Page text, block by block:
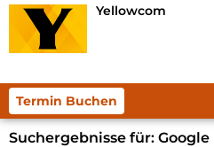
Yellowcom
Termin Buchen
Suchergebnisse für: Google